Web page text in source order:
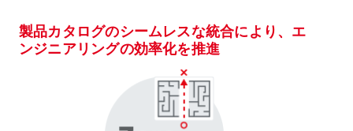
製品カタログのシームレスな統合により、エ
ンジニアリングの効率化を推進